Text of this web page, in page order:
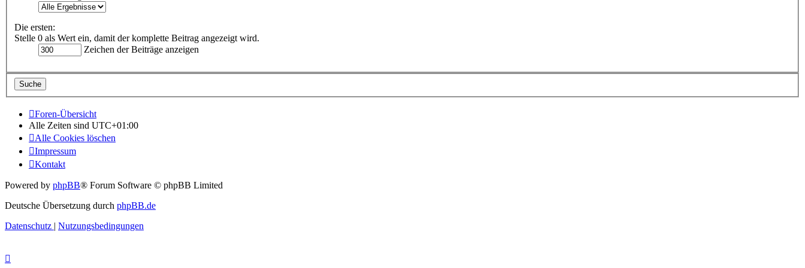
Die ersten:
Stelle 0 als Wert ein, damit der komplette Beitrag angezeigt wird.
Zeichen der Beiträge anzeigen
Foren-Übersicht
Alle Zeiten sind UTC+01:00
Alle Cookies löschen
Impressum
Kontakt
Powered by phpBB® Forum Software © phpBB Limited
Deutsche Übersetzung durch phpBB.de
Datenschutz | Nutzungsbedingungen